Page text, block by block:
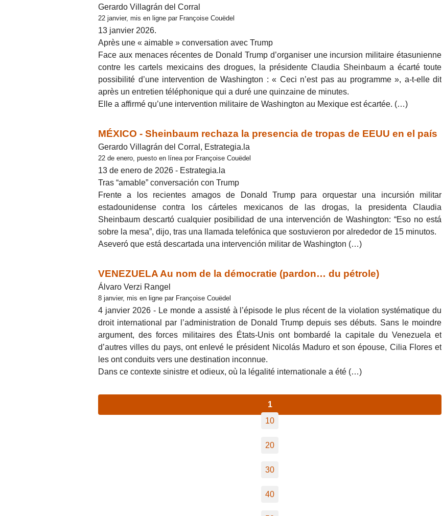
Gerardo Villagrán del Corral
22 janvier, mis en ligne par Françoise Couëdel
13 janvier 2026.
Après une « aimable » conversation avec Trump
Face aux menaces récentes de Donald Trump d’organiser une incursion militaire étasunienne
contre les cartels mexicains des drogues, la présidente Claudia Sheinbaum a écarté toute
possibilité d’une intervention de Washington : « Ceci n’est pas au programme », a-t-elle dit
après un entretien téléphonique qui a duré une quinzaine de minutes.
Elle a affirmé qu’une intervention militaire de Washington au Mexique est écartée. (…)
MÉXICO - Sheinbaum rechaza la presencia de tropas de EEUU en el país
Gerardo Villagrán del Corral, Estrategia.la
22 de enero, puesto en línea por Françoise Couëdel
13 de enero de 2026 - Estrategia.la
Tras “amable” conversación con Trump
Frente a los recientes amagos de Donald Trump para orquestar una incursión militar
estadounidense contra los cárteles mexicanos de las drogas, la presidenta Claudia
Sheinbaum descartó cualquier posibilidad de una intervención de Washington: “Eso no está
sobre la mesa”, dijo, tras una llamada telefónica que sostuvieron por alrededor de 15 minutos.
Aseveró que está descartada una intervención militar de Washington (…)
VENEZUELA Au nom de la démocratie (pardon… du pétrole)
Álvaro Verzi Rangel
8 janvier, mis en ligne par Françoise Couëdel
4 janvier 2026 - Le monde a assisté à l’épisode le plus récent de la violation systématique du
droit international par l’administration de Donald Trump depuis ses débuts. Sans le moindre
argument, des forces militaires des États-Unis ont bombardé la capitale du Venezuela et
d’autres villes du pays, ont enlevé le président Nicolás Maduro et son épouse, Cilia Flores et
les ont conduits vers une destination inconnue.
Dans ce contexte sinistre et odieux, où la légalité internationale a été (…)
1
10
20
30
40